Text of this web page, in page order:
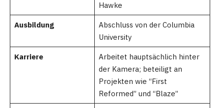
Hawke
Ausbildung
Abschluss von der Columbia
University
Karriere
Arbeitet hauptsächlich hinter
der Kamera; beteiligt an
Projekten wie “First
Reformed” und “Blaze”